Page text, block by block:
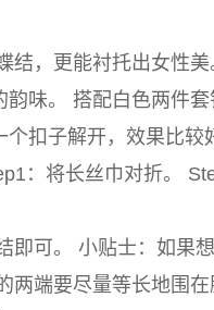
结，更能衬托出女性
味。 搭配白色两件
扣子解开，效果比
：将长丝巾对折。
即可。 小贴士：如果
两端要尽量等长地围